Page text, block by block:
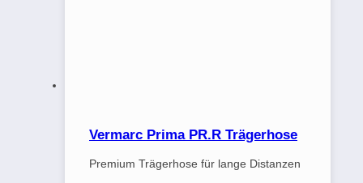
Vermarc Prima PR.R Trägerhose
Premium Trägerhose für lange Distanzen